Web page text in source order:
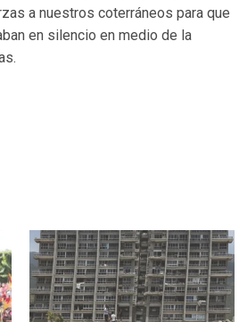
a nuestros coterráneos para que
en silencio en medio de la